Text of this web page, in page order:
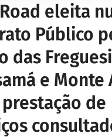
eleita
Público
das
e Monte
de